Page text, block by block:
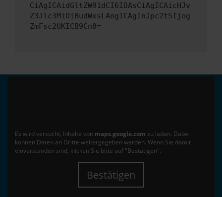
CiAgICAidGltZW91dCI6IDAsCiAgICAicHJv
Z3Jlc3MiOiBudWxsLAogICAgInJpc2t5Ijog
ZmFsc2UKICB9Cn0=
Es wird versucht, Inhalte von maps.google.com zu laden. Dabei
können Daten an Dritte weitergegeben werden. Wenn Sie damit
einverstanden sind, klicken Sie bitte auf "Bestätigen".
Bestätigen